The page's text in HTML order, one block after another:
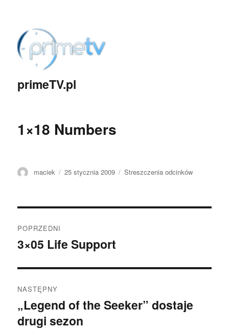
primeTV.pl
1×18 Numbers
Autor
maciek Opublikowano
25 stycznia 2009 Kategorie
Streszczenia odcinków
wpisy
POPRZEDNI
Poprzedni
3×05 Life Support
NASTĘPNY
Następny
wpis:
„Legend of the Seeker” dostaje
drugi sezon